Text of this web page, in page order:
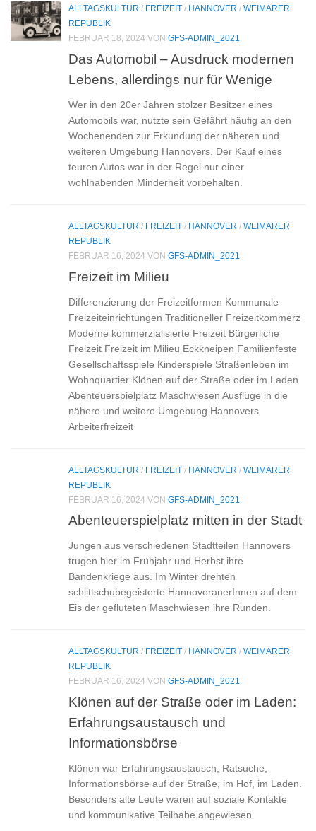
ALLTAGSKULTUR / FREIZEIT / HANNOVER / WEIMARER
REPUBLIK
FEBRUAR 18, 2024 VON GFS-ADMIN_2021
Das Automobil – Ausdruck modernen
Lebens, allerdings nur für Wenige
Wer in den 20er Jahren stolzer Besitzer eines
Automobils war, nutzte sein Gefährt häufig an den
Wochenenden zur Erkundung der näheren und
weiteren Umgebung Hannovers. Der Kauf eines
teuren Autos war in der Regel nur einer
wohlhabenden Minderheit vorbehalten.
ALLTAGSKULTUR / FREIZEIT / HANNOVER / WEIMARER
REPUBLIK
FEBRUAR 16, 2024 VON GFS-ADMIN_2021
Freizeit im Milieu
Differenzierung der Freizeitformen Kommunale
Freizeiteinrichtungen Traditioneller Freizeitkommerz
Moderne kommerzialisierte Freizeit Bürgerliche
Freizeit Freizeit im Milieu Eckkneipen Familienfeste
Gesellschaftsspiele Kinderspiele Straßenleben im
Wohnquartier Klönen auf der Straße oder im Laden
Abenteuerspielplatz Maschwiesen Ausflüge in die
nähere und weitere Umgebung Hannovers
Arbeiterfreizeit
ALLTAGSKULTUR / FREIZEIT / HANNOVER / WEIMARER
REPUBLIK
FEBRUAR 16, 2024 VON GFS-ADMIN_2021
Abenteuerspielplatz mitten in der Stadt
Jungen aus verschiedenen Stadtteilen Hannovers
trugen hier im Frühjahr und Herbst ihre
Bandenkriege aus. Im Winter drehten
schlittschubegeisterte HannoveranerInnen auf dem
Eis der gefluteten Maschwiesen ihre Runden.
ALLTAGSKULTUR / FREIZEIT / HANNOVER / WEIMARER
REPUBLIK
FEBRUAR 16, 2024 VON GFS-ADMIN_2021
Klönen auf der Straße oder im Laden:
Erfahrungsaustausch und
Informationsbörse
Klönen war Erfahrungsaustausch, Ratsuche,
Informationsbörse auf der Straße, im Hof, im Laden.
Besonders alte Leute waren auf soziale Kontakte
und kommunikative Teilhabe angewiesen.